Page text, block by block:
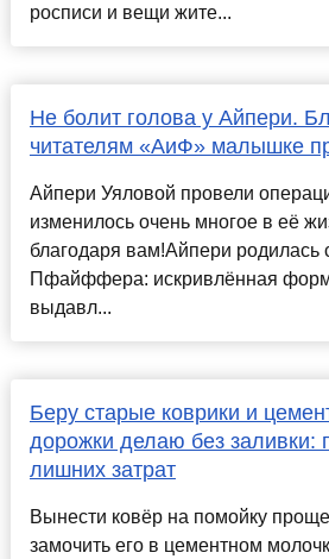
росписи и вещи жите...
Не болит голова у Айпери.
читателям «АиФ» малышке
Айпери Уяловой провели
изменилось очень многое в её
благодаря вам!Айпери родилась
Пфайффера: искривлённая
выдавл...
Беру старые коврики и
дорожки делаю без заливки:
лишних затрат
Вынести ковёр на помойку
замочить его в цементном